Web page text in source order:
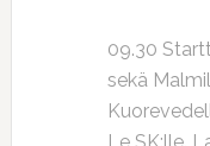
09.30
sekä